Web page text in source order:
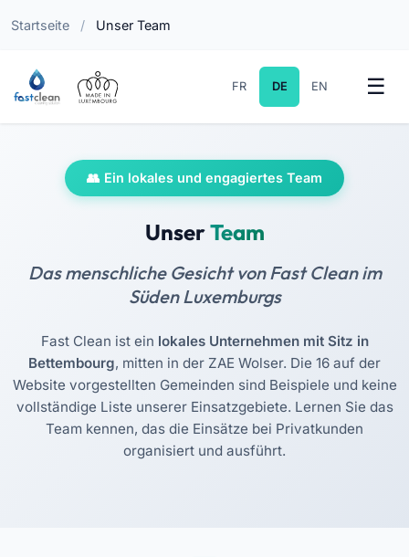
Startseite / Unser Team
FR DE EN
Ein lokales und engagiertes Team
UnserTeam
Das menschliche Gesicht von Fast Clean im
Süden Luxemburgs
Fast Clean ist ein lokales Unternehmen mit Sitz in
Bettembourg, mitten in der ZAE Wolser. Die 16 auf der
Website vorgestellten Gemeinden sind Beispiele und keine
vollständige Liste unserer Einsatzgebiete. Lernen Sie das
Team kennen, das die Einsätze bei Privatkunden
organisiert und ausführt.